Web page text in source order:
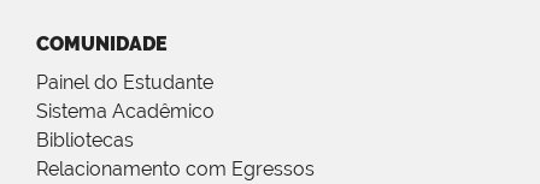
COMUNIDADE
Painel do Estudante
Sistema Acadêmico
Bibliotecas
Relacionamento com Egressos